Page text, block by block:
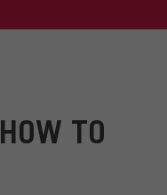
HOW TO